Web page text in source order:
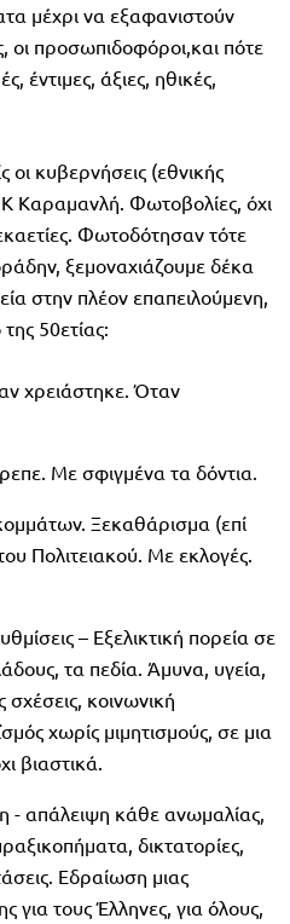
μέχρι να εξαφανιστούν
προσωπιδοφόροι,και πότε
έντιμες, άξιες, ηθικές,
οι κυβερνήσεις (εθνικής
Κ Καραμανλή. Φωτοβολίες, όχι
Φωτοδότησαν τότε
ξεμοναχιάζουμε δέκα
στην πλέον επαπειλούμενη,
50ετίας:
χρειάστηκε. Όταν
Με σφιγμένα τα δόντια.
Ξεκαθάρισμα (επί
Πολιτειακού. Με εκλογές.
– Εξελικτική πορεία σε
τα πεδία. Άμυνα, υγεία,
σχέσεις, κοινωνική
χωρίς μιμητισμούς, σε μια
βιαστικά.
απάλειψη κάθε ανωμαλίας,
δικτατορίες,
Εδραίωση μιας
τους Έλληνες, για όλους,